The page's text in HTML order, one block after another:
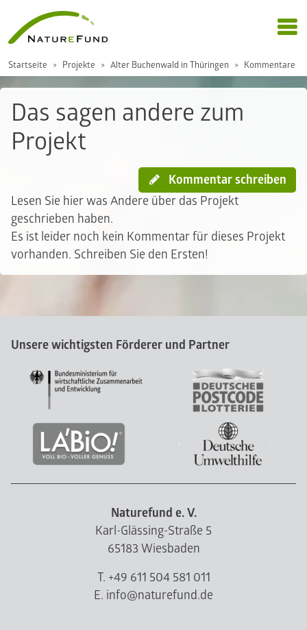
Startseite Projekte Alter Buchenwald in Thüringen Kommentare
Das sagen andere zum
Projekt
Kommentar schreiben
Lesen Sie hier was Andere über das Projekt
geschrieben haben.
Es ist leider noch kein Kommentar für dieses Projekt
vorhanden. Schreiben Sie den Ersten!
Unsere wichtigsten Förderer und Partner
Naturefund e. V.
Karl-Glässing-Straße 5
65183 Wiesbaden
T. +49 611 504 581 011
E. info@naturefund.de